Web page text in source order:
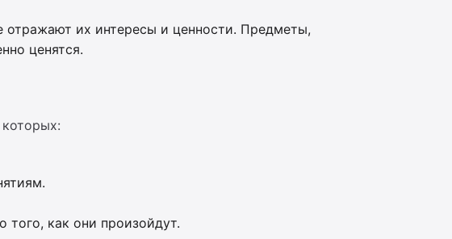
их интересы и ценности. Предметы,
ценятся.
того, как они произойдут.